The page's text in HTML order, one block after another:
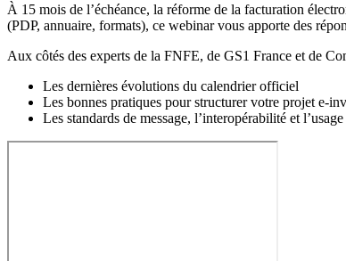
À 15 mois de l’échéance, la réforme de la facturation
(PDP, annuaire, formats), ce webinar vous apporte des
Aux côtés des experts de la FNFE, de GS1 France et de
Les dernières évolutions du calendrier officiel
Les bonnes pratiques pour structurer votre projet e-
Les standards de message, l’interopérabilité et